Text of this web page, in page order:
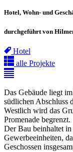
Hotel, Wohn- und
durchgeführt von
Hotel
alle Projekte
Das Gebäude liegt
südlichen Abschluss
Westlich wird das
Promenade begrenzt.
Der Bau beinhaltet in
Gewerbeeinheiten,
Geschossen